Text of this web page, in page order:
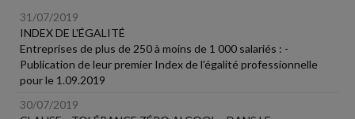
31/07/2019
INDEX DE L'ÉGALITÉ
Entreprises de plus de 250 à moins de 1 000 salariés : -
Publication de leur premier Index de l'égalité professionnelle
pour le 1.09.2019
30/07/2019